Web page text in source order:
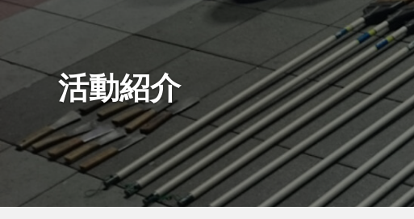
活動紹介